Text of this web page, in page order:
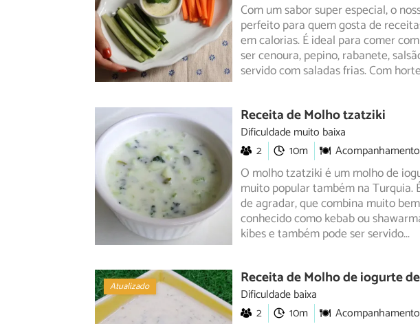
Com um sabor super especial, o
perfeito para quem gosta de
em calorias.É ideal para comer
ser cenoura, pepino, rabanete,
servido com saladas frias. Com
Receita de Molho tzatziki
Dificuldade muito baixa
2
10m Acompanhamento
O molho tzatziki é um molho de
muito popular também na Turquia.
de agradar, que combina muito
conhecido como kebab ou
kibes e também pode ser servido...
Receita de Molho de iogurte
Dificuldade baixa
Atualizado
2 10m Acompanhamento